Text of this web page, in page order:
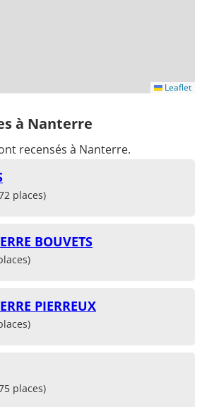
Leaflet
à Nanterre
recensés à Nanterre.
places)
BOUVETS
PIERREUX
places)